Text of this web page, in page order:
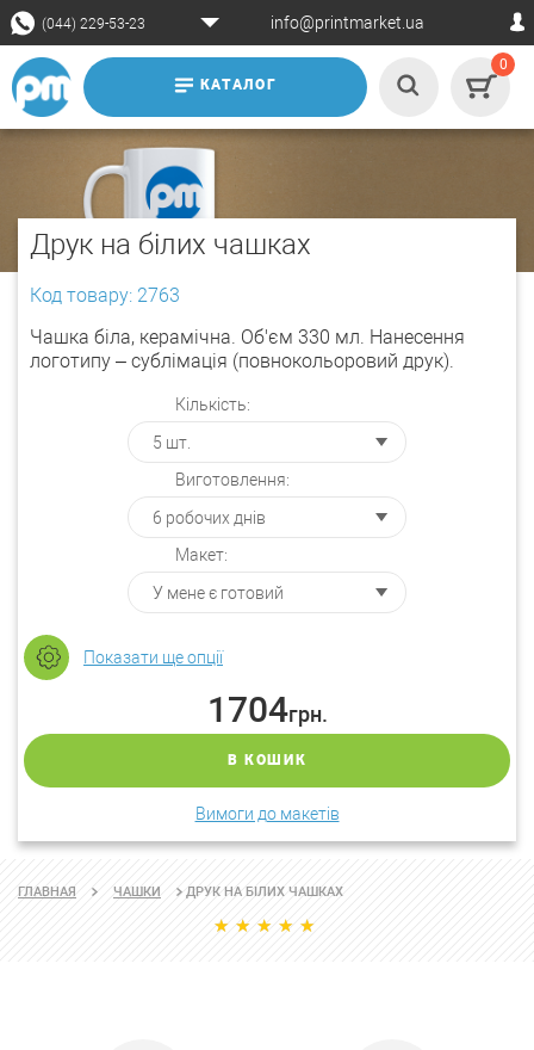
(044) 229-53-23 info@printmarket.ua
КАТАЛОГ
0
Друк на білих чашках
Код товару: 2763
Чашка біла, керамічна. Об'єм 330 мл. Нанесення
логотипу – сублімація (повнокольоровий друк).
Кількість:
Виготовлення:
Макет:
Показати ще опції
1704грн.
В КОШИК
Вимоги до макетів
ГЛАВНАЯ ЧАШКИ ДРУК НА БІЛИХ ЧАШКАХ